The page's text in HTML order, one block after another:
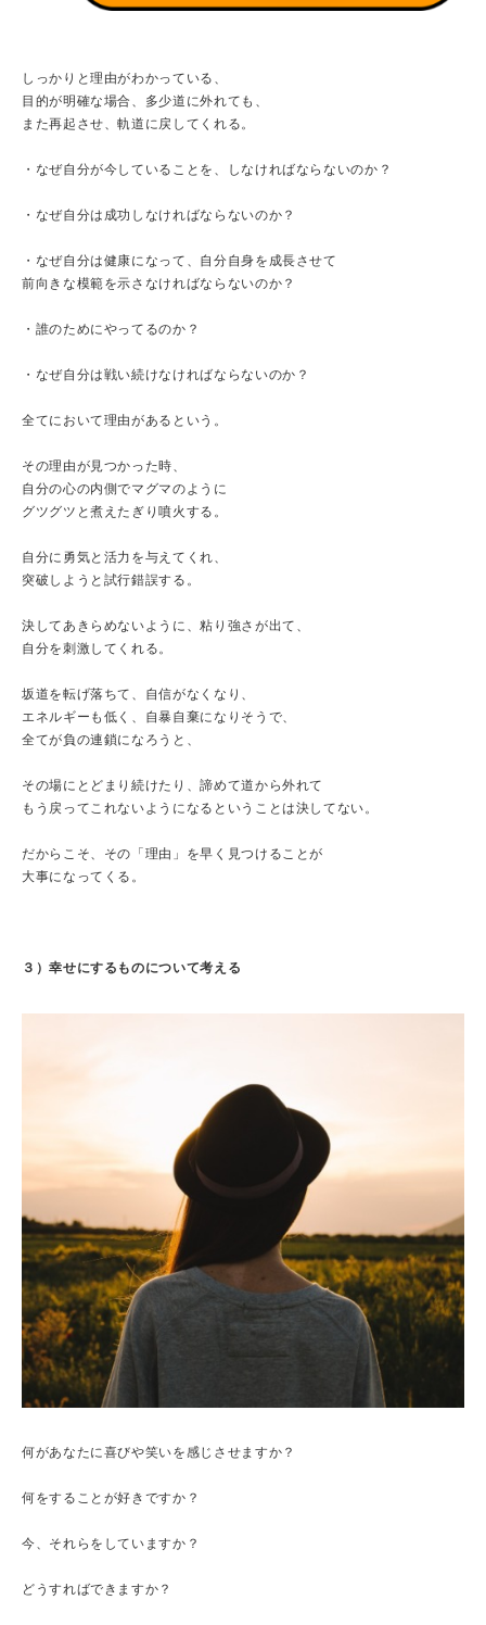
しっかりと理由がわかっている、
目的が明確な場合、多少道に外れても、
また再起させ、軌道に戻してくれる。
・なぜ自分が今していることを、しなければならないのか？
・なぜ自分は成功しなければならないのか？
・なぜ自分は健康になって、自分自身を成長させて
前向きな模範を示さなければならないのか？
・誰のためにやってるのか？
・なぜ自分は戦い続けなければならないのか？
全てにおいて理由があるという。
その理由が見つかった時、
自分の心の内側でマグマのように
グツグツと煮えたぎり噴火する。
自分に勇気と活力を与えてくれ、
突破しようと試行錯誤する。
決してあきらめないように、粘り強さが出て、
自分を刺激してくれる。
坂道を転げ落ちて、自信がなくなり、
エネルギーも低く、自暴自棄になりそうで、
全てが負の連鎖になろうと、
その場にとどまり続けたり、諦めて道から外れて
もう戻ってこれないようになるということは決してない。
だからこそ、その「理由」を早く見つけることが
大事になってくる。
３）幸せにするものについて考える
何があなたに喜びや笑いを感じさせますか？
何をすることが好きですか？
今、それらをしていますか？
どうすればできますか？